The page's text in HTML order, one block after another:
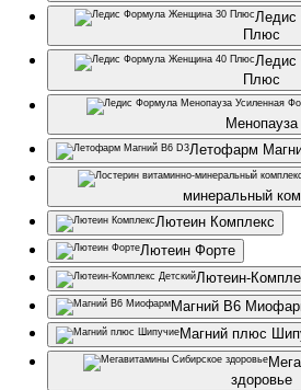
Плюс
Плюс
Менопауза
Летофарм
минеральный
Лютеин Комплекс
Лютеин Форте
Лютеин-
Магний В6
Магний плюс
здоровье